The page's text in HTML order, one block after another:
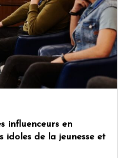
influenceurs en
idoles de la jeunesse et